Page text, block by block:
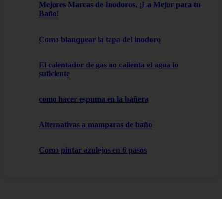
Mejores Marcas de Inodoros, ¡La Mejor para tu
Baño!
Como blanquear la tapa del inodoro
El calentador de gas no calienta el agua lo
suficiente
como hacer espuma en la bañera
Alternativas a mamparas de baño
Como pintar azulejos en 6 pasos